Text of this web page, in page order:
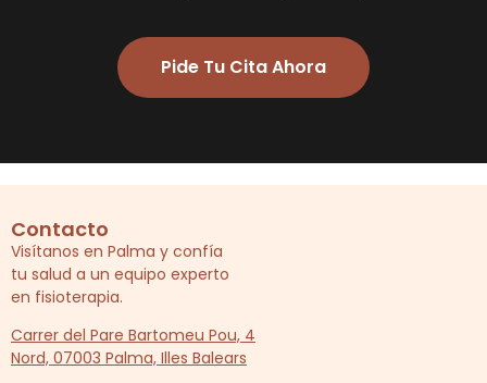
Pide Tu Cita Ahora
Contacto
Visítanos en Palma y confía
tu salud a un equipo experto
en fisioterapia.
Carrer del Pare Bartomeu Pou, 4
Nord, 07003 Palma, Illes Balears